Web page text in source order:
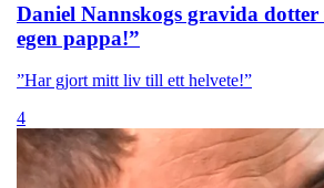
Daniel Nannskogs gravida
egen pappa!”
”Har gjort mitt liv till ett helvete!”
4